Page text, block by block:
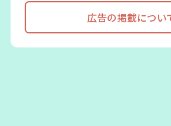
広告の掲載につい